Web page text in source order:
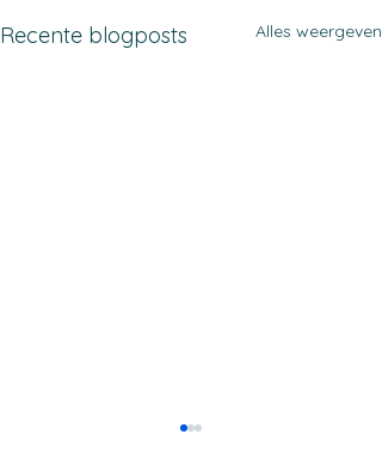
Recente blogposts Alles weergeven